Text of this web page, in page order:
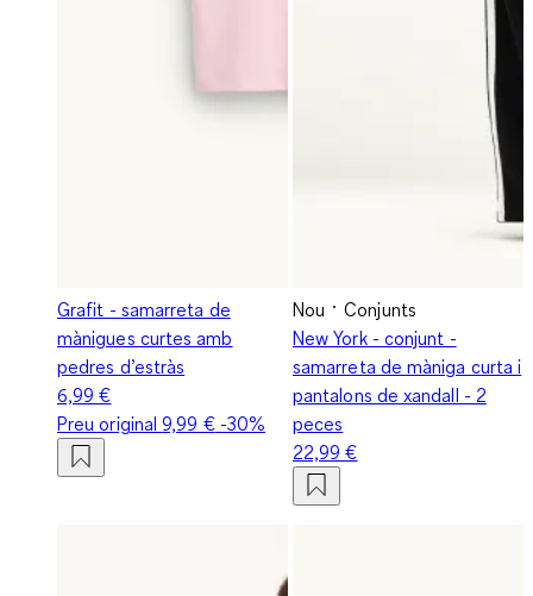
Grafit - samarreta de
mànigues curtes amb
pedres d’estràs
6,99 €
Preu original9,99 €-30%
Nou
Conjunts
New York - conjunt -
samarreta de màniga curta i
pantalons de xandall - 2
peces
22,99 €